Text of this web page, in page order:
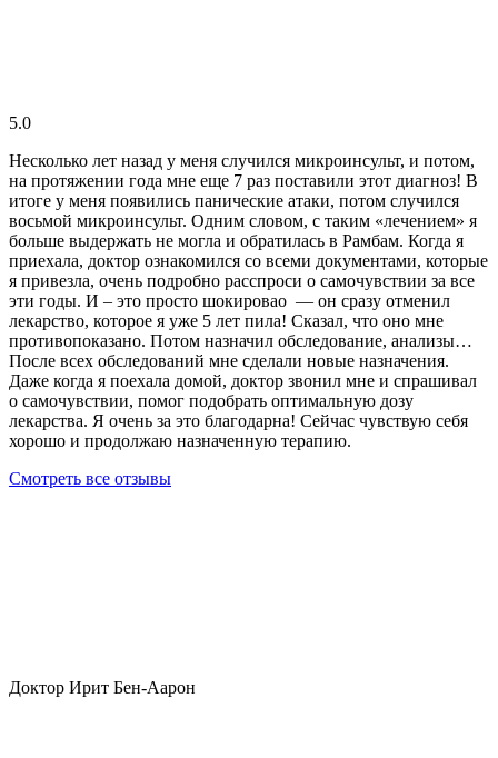
5.0
Несколько лет назад у меня случился микроинсульт, и потом,
на протяжении года мне еще 7 раз поставили этот диагноз! В
итоге у меня появились панические атаки, потом случился
восьмой микроинсульт. Одним словом, с таким «лечением» я
больше выдержать не могла и обратилась в Рамбам. Когда я
приехала, доктор ознакомился со всеми документами, которые
я привезла, очень подробно расспроси о самочувствии за все
эти годы. И – это просто шокировао — он сразу отменил
лекарство, которое я уже 5 лет пила! Сказал, что оно мне
противопоказано. Потом назначил обследование, анализы…
После всех обследований мне сделали новые назначения.
Даже когда я поехала домой, доктор звонил мне и спрашивал
о самочувствии, помог подобрать оптимальную дозу
лекарства. Я очень за это благодарна! Сейчас чувствую себя
хорошо и продолжаю назначенную терапию.
Смотреть все отзывы
Доктор Ирит Бен-Аарон